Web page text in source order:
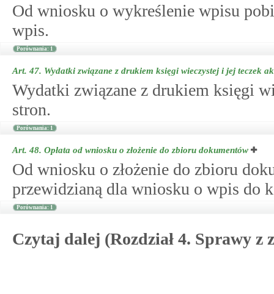
Od wniosku o wykreślenie wpisu
wpis.
Porównania: 1
Art. 47. Wydatki związane z drukiem księgi wieczystej i jej teczek
Wydatki związane z drukiem księgi
stron.
Porównania: 1
Art. 48. Opłata od wniosku o złożenie do zbioru dokumentów
Od wniosku o złożenie do zbioru
przewidzianą dla wniosku o wpis do
Porównania: 1
Czytaj dalej (Rozdział 4. Sprawy z